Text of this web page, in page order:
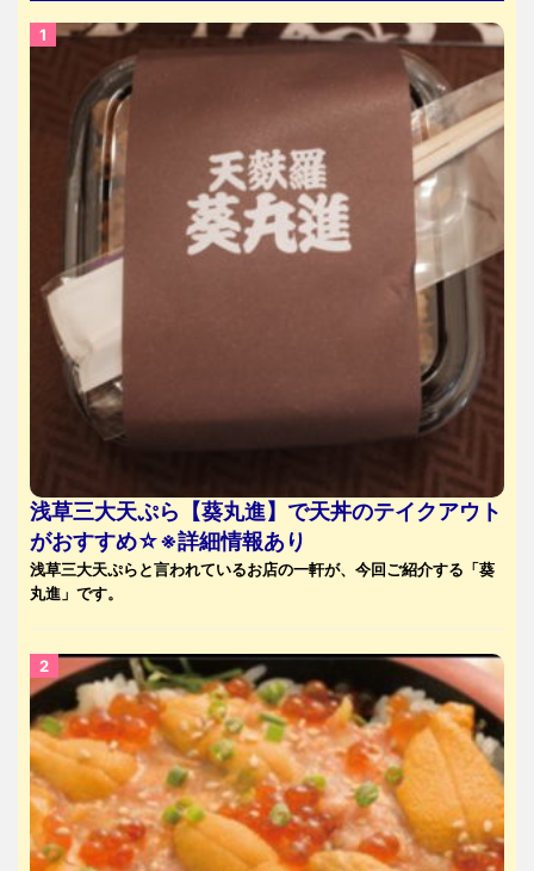
浅草三大天ぷら【葵丸進】で天丼のテイクアウト
がおすすめ☆※詳細情報あり
浅草三大天ぷらと言われているお店の一軒が、今回ご紹介する「葵
丸進」です。